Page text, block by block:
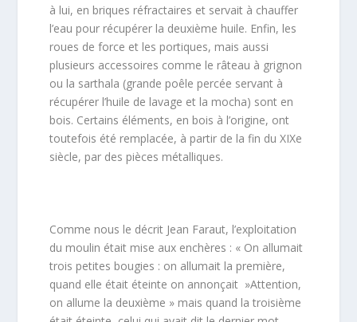
à lui, en briques réfractaires et servait à chauffer
l’eau pour récupérer la deuxième huile. Enfin, les
roues de force et les portiques, mais aussi
plusieurs accessoires comme le râteau à grignon
ou la sarthala (grande poêle percée servant à
récupérer l’huile de lavage et la mocha) sont en
bois. Certains éléments, en bois à l’origine, ont
toutefois été remplacée, à partir de la fin du XIXe
siècle, par des pièces métalliques.
Comme nous le décrit Jean Faraut, l’exploitation
du moulin était mise aux enchères : « On allumait
trois petites bougies : on allumait la première,
quand elle était éteinte on annonçait »Attention,
on allume la deuxième » mais quand la troisième